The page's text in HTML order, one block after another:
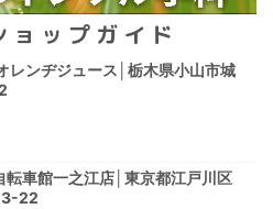
ョップガイド
レンヂジュース│栃木県小山市城
転車館一之江店│東京都江戸川区
22